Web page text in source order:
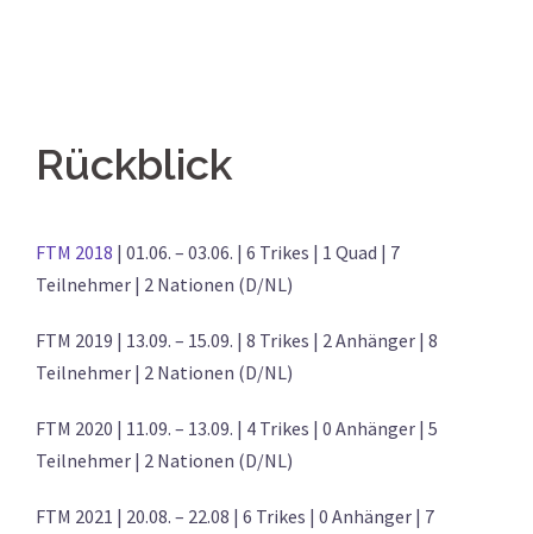
Rückblick
FTM 2018 | 01.06. – 03.06. | 6 Trikes | 1 Quad | 7
Teilnehmer | 2 Nationen (D/NL)
FTM 2019 | 13.09. – 15.09. | 8 Trikes | 2 Anhänger | 8
Teilnehmer | 2 Nationen (D/NL)
FTM 2020 | 11.09. – 13.09. | 4 Trikes | 0 Anhänger | 5
Teilnehmer | 2 Nationen (D/NL)
FTM 2021 | 20.08. – 22.08 | 6 Trikes | 0 Anhänger | 7